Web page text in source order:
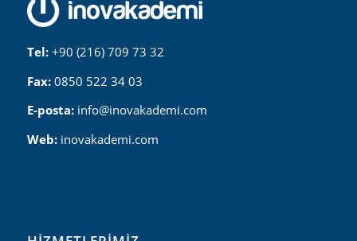
Tel: +90 (216) 709 73 32
Fax: 0850 522 34 03
E-posta: info@inovakademi.com
Web: inovakademi.com